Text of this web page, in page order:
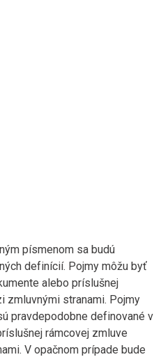
písmenom sa budú
definícií. Pojmy môžu byť
alebo príslušnej
zmluvnými stranami. Pojmy
pravdepodobne definované v
rámcovej zmluve
V opačnom prípade bude